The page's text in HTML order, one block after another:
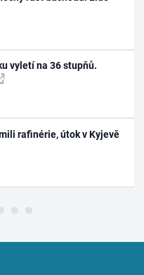
vyletí na 36 stupňů.
rafinérie, útok v Kyjevě